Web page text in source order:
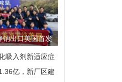
钠出口美国首发
吸入剂新适应症
亿，新厂区建